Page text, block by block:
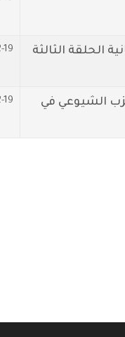
الحلقة الثالثة
19
في مؤتمر تأسيس الحزب الشيوعي في
19